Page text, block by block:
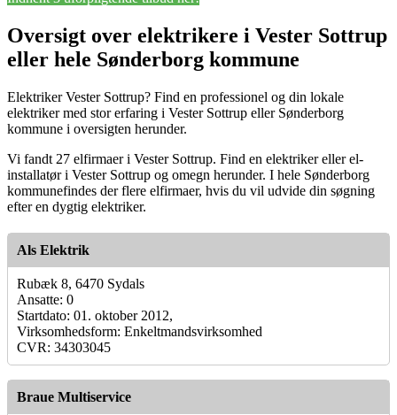
Oversigt over elektrikere i Vester Sottrup
eller hele Sønderborg kommune
Elektriker Vester Sottrup? Find en professionel og din lokale
elektriker med stor erfaring i Vester Sottrup eller Sønderborg
kommune i oversigten herunder.
Vi fandt 27 elfirmaer i Vester Sottrup. Find en elektriker eller el-
installatør i Vester Sottrup og omegn herunder. I hele Sønderborg
kommunefindes der flere elfirmaer, hvis du vil udvide din søgning
efter en dygtig elektriker.
Als Elektrik
Rubæk 8, 6470 Sydals
Ansatte: 0
Startdato: 01. oktober 2012,
Virksomhedsform: Enkeltmandsvirksomhed
CVR: 34303045
Braue Multiservice